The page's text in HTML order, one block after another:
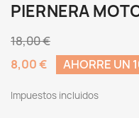
PIERNERA
18,00 €
8,00 €
AHORRE UN
Impuestos incluidos